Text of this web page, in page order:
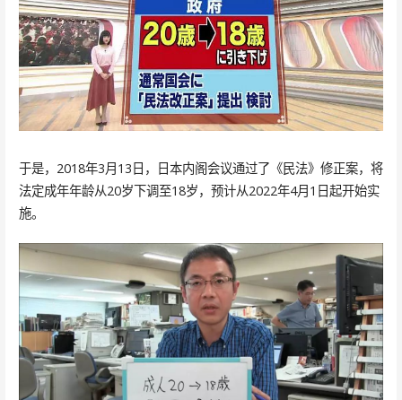
于是，2018年3月13日，日本内阁会议通过了《民法》修正案，将
法定成年年龄从20岁下调至18岁，预计从2022年4月1日起开始实
施。